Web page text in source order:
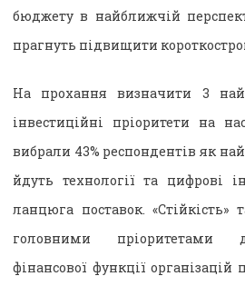
бюджету в найближчій
прагнуть підвищити
На прохання визначити 3
інвестиційні пріоритети на
вибрали 43% респондентів як
йдуть технології та цифрові
ланцюга поставок. «Стійкість»
головними пріоритетами
фінансової функції